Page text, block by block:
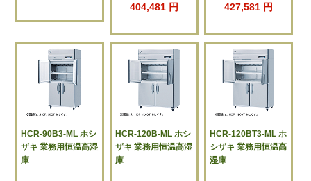
404,481 円 427,581 円
HCR-90B3-ML ホシ
ザキ 業務用恒温高湿
庫
HCR-120B-ML ホシ
ザキ 業務用恒温高湿
庫
HCR-120BT3-ML ホ
シザキ 業務用恒温高
湿庫